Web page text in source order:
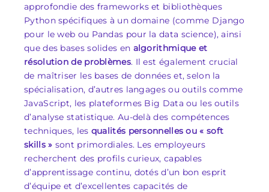
approfondie des frameworks et bibliothèques
Python spécifiques à un domaine (comme Django
pour le web ou Pandas pour la data science), ainsi
que des bases solides en algorithmique et
résolution de problèmes. Il est également crucial
de maîtriser les bases de données et, selon la
spécialisation, d’autres langages ou outils comme
JavaScript, les plateformes Big Data ou les outils
d’analyse statistique. Au-delà des compétences
techniques, les qualités personnelles ou « soft
skills » sont primordiales. Les employeurs
recherchent des profils curieux, capables
d’apprentissage continu, dotés d’un bon esprit
d’équipe et d’excellentes capacités de